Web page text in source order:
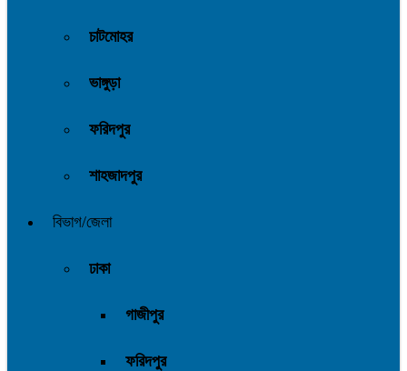
চাটমোহর
ভাঙ্গুড়া
ফরিদপুর
শাহজাদপুর
বিভাগ/জেলা
ঢাকা
গাজীপুর
ফরিদপুর